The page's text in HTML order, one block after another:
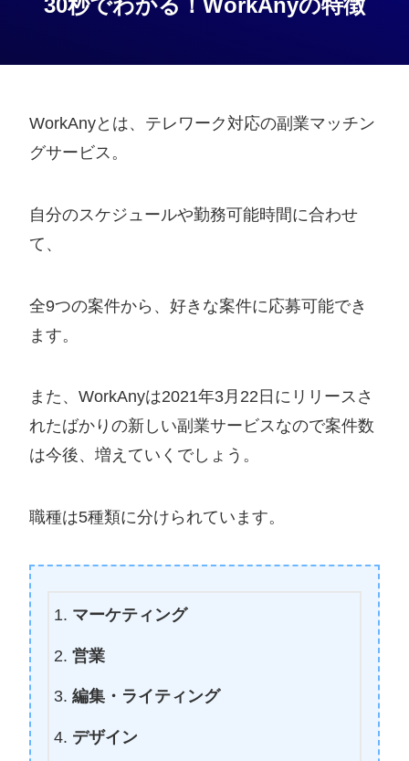
30秒でわかる！WorkAnyの特徴
WorkAnyとは、テレワーク対応の副業マッチン
グサービス。
自分のスケジュールや勤務可能時間に合わせ
て、
全9つの案件から、好きな案件に応募可能でき
ます。
また、WorkAnyは2021年3月22日にリリースさ
れたばかりの新しい副業サービスなので案件数
は今後、増えていくでしょう。
職種は5種類に分けられています。
マーケティング
営業
編集・ライティング
デザイン